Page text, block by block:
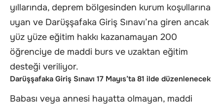
yıllarında, deprem bölgesinden kurum koşullarına
uyan ve Darüşşafaka Giriş Sınavı’na giren ancak
yüz yüze eğitim hakkı kazanamayan 200
öğrenciye de maddi burs ve uzaktan eğitim
desteği veriliyor.
Darüşşafaka Giriş Sınavı 17 Mayıs’ta 81 ilde düzenlenecek
Babası veya annesi hayatta olmayan, maddi